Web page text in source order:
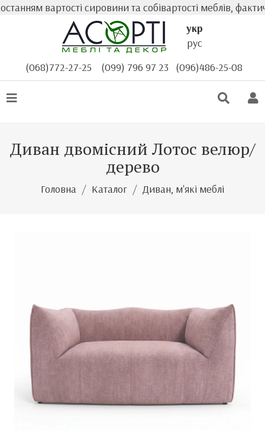
вартості сировини та собівартості меблів,
укр
рус
(068)772-27-25
(099) 796 97 23 (096)486-25-08
Диван двомісний Лотос велюр/
дерево
Головна Каталог Диван, м'які меблі